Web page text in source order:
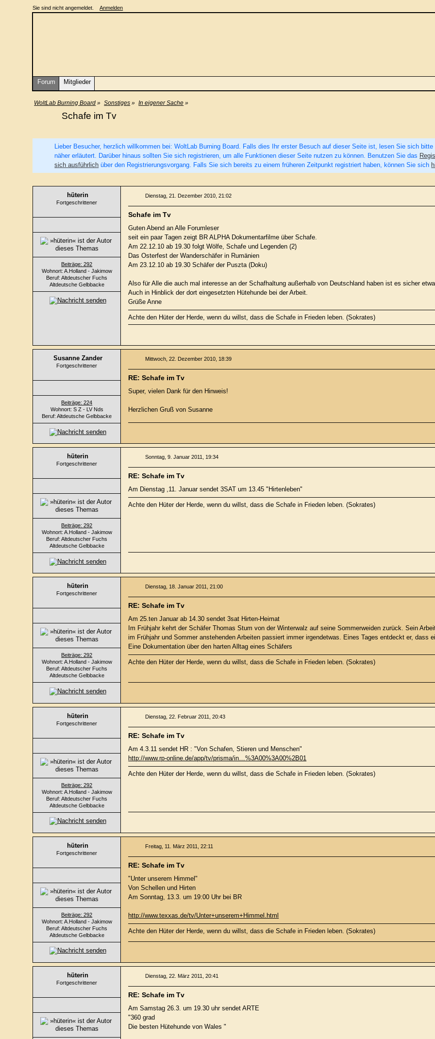
Sie sind nicht angemeldet. Anmelden
Forum Mitglieder
WoltLab Burning Board » Sonstiges » In eigener Sache »
Schafe im Tv
Lieber Besucher, herzlich willkommen bei: WoltLab Burning Board. Falls dies Ihr erster Besuch auf dieser Seite ist, lesen Sie sich
näher erläutert. Darüber hinaus sollten Sie sich registrieren, um alle Funktionen dieser Seite nutzen zu können. Benutzen Sie das
sich ausführlich über den Registrierungsvorgang. Falls Sie sich bereits zu einem früheren Zeitpunkt registriert haben, können Sie sich
hüterin
Fortgeschrittener
Beiträge: 292
Wohnort: A.Holland - Jakimow
Beruf: Altdeutscher Fuchs
Altdeutsche Gelbbacke
Dienstag, 21. Dezember 2010, 21:02
Schafe im Tv
Guten Abend an Alle Forumleser
seit ein paar Tagen zeigt BR ALPHA Dokumentarfilme über Schafe.
Am 22.12.10 ab 19.30 folgt Wölfe, Schafe und Legenden (2)
Das Osterfest der Wanderschäfer in Rumänien
Am 23.12.10 ab 19.30 Schäfer der Puszta (Doku)
Also für Alle die auch mal interesse an der Schafhaltung außerhalb von Deutschland haben ist es sicher
Auch in Hinblick der dort eingesetzten Hütehunde bei der Arbeit.
Grüße Anne
Achte den Hüter der Herde, wenn du willst, dass die Schafe in Frieden leben. (Sokrates)
Susanne Zander
Fortgeschrittener
Beiträge: 224
Wohnort: S Z - LV Nds
Beruf: Altdeutsche Gelbbacke
Mittwoch, 22. Dezember 2010, 18:39
RE: Schafe im Tv
Super, vielen Dank für den Hinweis!
Herzlichen Gruß von Susanne
hüterin
Fortgeschrittener
Beiträge: 292
Wohnort: A.Holland - Jakimow
Beruf: Altdeutscher Fuchs
Altdeutsche Gelbbacke
Sonntag, 9. Januar 2011, 19:34
RE: Schafe im Tv
Am Dienstag ,11. Januar sendet 3SAT um 13.45 "Hirtenleben"
Achte den Hüter der Herde, wenn du willst, dass die Schafe in Frieden leben. (Sokrates)
hüterin
Fortgeschrittener
Beiträge: 292
Wohnort: A.Holland - Jakimow
Beruf: Altdeutscher Fuchs
Altdeutsche Gelbbacke
Dienstag, 18. Januar 2011, 21:00
RE: Schafe im Tv
Am 25.ten Januar ab 14.30 sendet 3sat Hirten-Heimat
Im Frühjahr kehrt der Schäfer Thomas Stum von der Winterwalz auf seine Sommerweiden zurück. Sein
im Frühjahr und Sommer anstehenden Arbeiten passiert immer irgendetwas. Eines Tages entdeckt er, dass
Eine Dokumentation über den harten Alltag eines Schäfers
Achte den Hüter der Herde, wenn du willst, dass die Schafe in Frieden leben. (Sokrates)
hüterin
Fortgeschrittener
Beiträge: 292
Wohnort: A.Holland - Jakimow
Beruf: Altdeutscher Fuchs
Altdeutsche Gelbbacke
Dienstag, 22. Februar 2011, 20:43
RE: Schafe im Tv
Am 4.3.11 sendet HR : "Von Schafen, Stieren und Menschen"
http://www.rp-online.de/app/tv/prisma/in…%3A00%3A00%2B01
Achte den Hüter der Herde, wenn du willst, dass die Schafe in Frieden leben. (Sokrates)
hüterin
Fortgeschrittener
Beiträge: 292
Wohnort: A.Holland - Jakimow
Beruf: Altdeutscher Fuchs
Altdeutsche Gelbbacke
Freitag, 11. März 2011, 22:11
RE: Schafe im Tv
"Unter unserem Himmel"
Von Schellen und Hirten
Am Sonntag, 13.3. um 19:00 Uhr bei BR
http://www.texxas.de/tv/Unter+unserem+Himmel.html
Achte den Hüter der Herde, wenn du willst, dass die Schafe in Frieden leben. (Sokrates)
hüterin
Fortgeschrittener
Dienstag, 22. März 2011, 20:41
RE: Schafe im Tv
Am Samstag 26.3. um 19.30 uhr sendet ARTE
"360 grad
Die besten Hütehunde von Wales "